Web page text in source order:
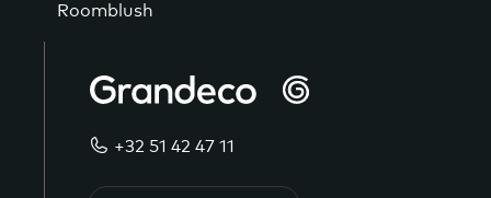
Roomblush
+32 51 42 47 11